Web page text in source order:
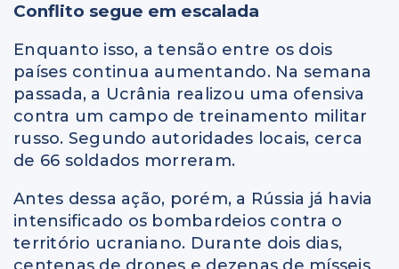
Conflito segue em escalada
Enquanto isso, a tensão entre os dois
países continua aumentando. Na semana
passada, a Ucrânia realizou uma ofensiva
contra um campo de treinamento militar
russo. Segundo autoridades locais, cerca
de 66 soldados morreram.
Antes dessa ação, porém, a Rússia já havia
intensificado os bombardeios contra o
território ucraniano. Durante dois dias,